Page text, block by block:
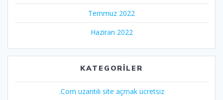
Temmuz 2022
Haziran 2022
KATEGORILER
.Com uzantılı site açmak ücretsiz